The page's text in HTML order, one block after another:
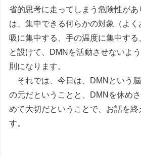
省的思考に走ってしまう危険性があ
は、集中できる何らかの対象（よ
吸に集中する、手の温度に集中する
と設けて、DMNを活動させないよ
則になります。
それでは、今日は、DMNという
の元だということと、DMNを休め
めて大切だということで、お話を終
す。